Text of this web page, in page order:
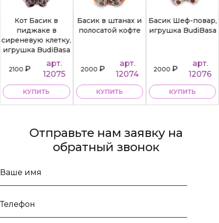
Кот Басик в
пиджаке в
сиреневую клетку,
игрушка BudiBasa
2100₽
арт.
12075
КУПИТЬ
Басик в штанах и
полосатой кофте
2000₽
арт.
12074
КУПИТЬ
Басик Шеф-повар,
игрушка BudiBasa
2000₽
арт.
12076
КУПИТЬ
Отправьте нам заявку на
обратный звонок
Ваше